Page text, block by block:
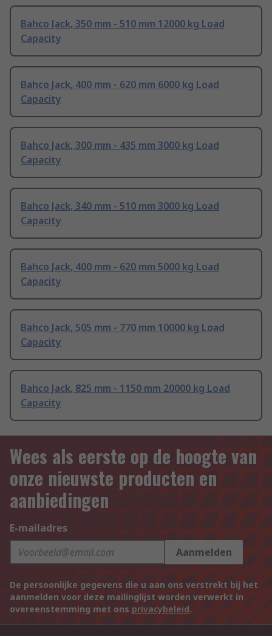
Bahco Jack, 350 mm - 510 mm 12000 kg Load
Capacity
Bahco Jack, 400 mm - 620 mm 6000 kg Load
Capacity
Bahco Jack, 300 mm - 435 mm 3000 kg Load
Capacity
Bahco Jack, 340 mm - 510 mm 3000 kg Load
Capacity
Bahco Jack, 400 mm - 620 mm 5000 kg Load
Capacity
Bahco Jack, 505 mm - 770 mm 10000 kg Load
Capacity
Bahco Jack, 825 mm - 1150 mm 20000 kg Load
Capacity
Wees als eerste op de hoogte van
onze nieuwste producten en
aanbiedingen
E-mailadres
Aanmelden
De persoonlijke gegevens die u aan ons verstrekt bij het
aanmelden voor deze mailinglijst worden verwerkt in
overeenstemming met ons privacybeleid.